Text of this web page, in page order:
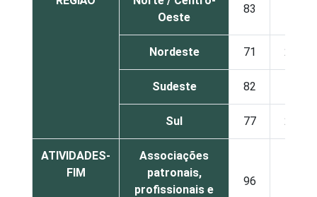
Oeste
83
Nordeste 71 29
Sudeste 82
Sul 77 23
ATIVIDADES-
FIM
Associações
patronais,
profissionais e
96